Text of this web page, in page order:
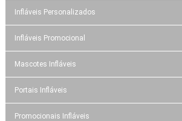
Infláveis Personalizados
Infláveis Promocional
Mascotes Infláveis
Portais Infláveis
Promocionais Infláveis